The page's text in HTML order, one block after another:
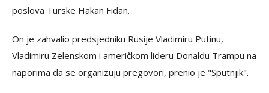
poslova Turske Hakan Fidan.
On je zahvalio predsjedniku Rusije Vladimiru Putinu,
Vladimiru Zelenskom i američkom lideru Donaldu Trampu na
naporima da se organizuju pregovori, prenio je "Sputnjik".